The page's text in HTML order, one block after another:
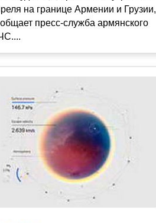
на границе Армении и Грузии,
пресс-служба армянского